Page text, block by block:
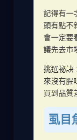
記得有一
頭有點不
會一定要
議先去市
挑選祕訣
來沒有腥
買到品質
虱目